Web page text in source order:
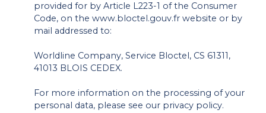
provided for by Article L223-1 of the Consumer
Code, on the www.bloctel.gouv.fr website or by
mail addressed to:
Worldline Company, Service Bloctel, CS 61311,
41013 BLOIS CEDEX.
For more information on the processing of your
personal data, please see our privacy policy.